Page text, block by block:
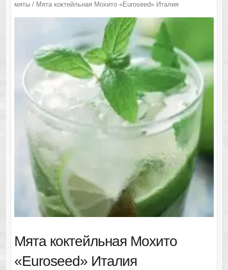
мяты/ Мята коктейльная Мохито «Euroseed» Италия
Мята коктейльная Мохито
«Euroseed» Италия